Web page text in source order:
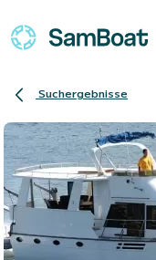
Suchergebnisse